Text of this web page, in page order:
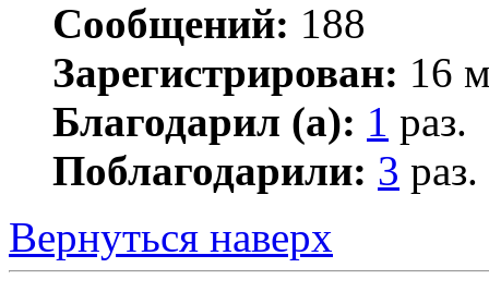
Сообщений: 188
Зарегистрирован: 16
Благодарил (а): 1 раз.
Поблагодарили: 3 раз.
Вернуться наверх